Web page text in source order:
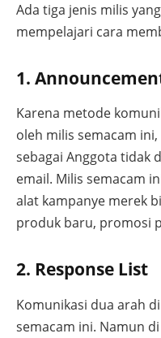
Ada tiga jenis milis
mempelajari cara
1.
Karena metode
oleh milis semacam
sebagai Anggota tidak
email. Milis semacam
alat kampanye merek
produk baru, promosi
2. Response List
Komunikasi dua arah
semacam ini. Namun